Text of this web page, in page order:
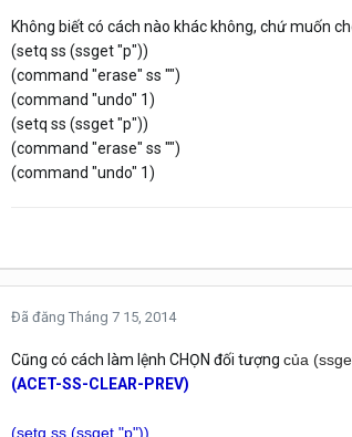
Không biết có cách nào khác không, chứ muốn
(setq ss (ssget "p"))
(command "erase" ss "")
(command "undo" 1)
(setq ss (ssget "p"))
(command "erase" ss "")
(command "undo" 1)
Đã đăng Tháng 7 15, 2014
Cũng có cách làm lệnh CHỌN đối tượng của
(ACET-SS-CLEAR-PREV)
(setq ss (ssget "p"))